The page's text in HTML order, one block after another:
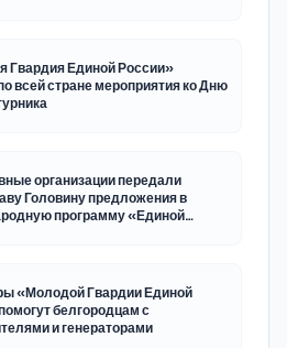
Гвардия Единой России»
всей стране мероприятия ко Дню
организации передали
Головину предложения в
программу «Единой
«Молодой Гвардии Единой
белгородцам с
и генераторами